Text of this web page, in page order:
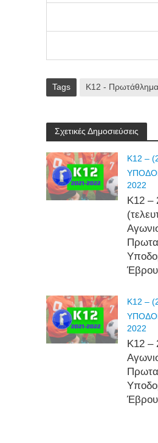
Tags Κ12 -
Σχετικές Δημοσιεύσεις
K12 –
2022
Κ12 –
Έβρου
K12 –
2022
Κ12 –
Έβρου